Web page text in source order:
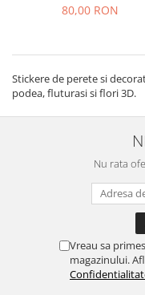
80,00 RON
Stickere de perete si
podea, fluturasi si flori 3D.
Nu rata
Vreau sa
magazinului.